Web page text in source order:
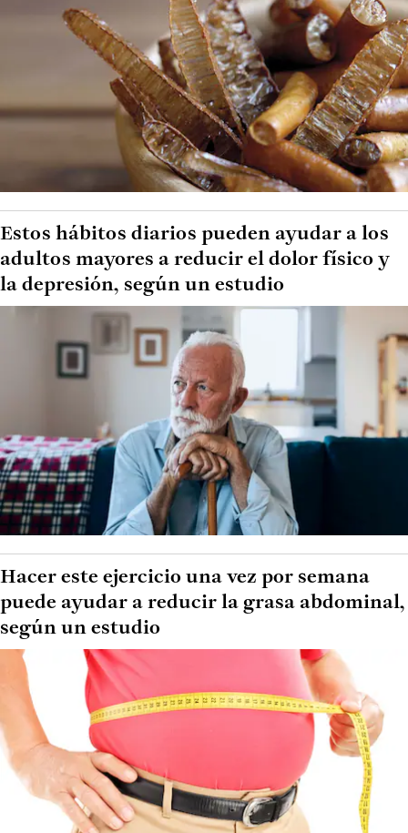
Estos hábitos diarios pueden ayudar a los
adultos mayores a reducir el dolor físico y
la depresión, según un estudio
Hacer este ejercicio una vez por semana
puede ayudar a reducir la grasa abdominal,
según un estudio